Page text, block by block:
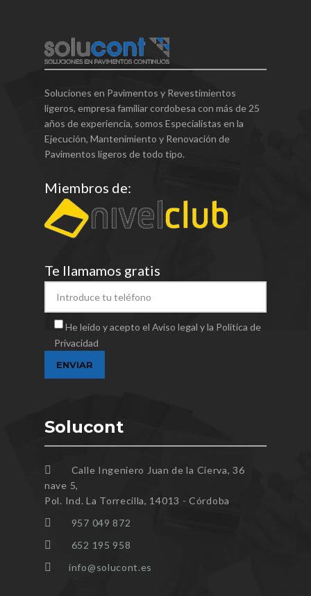
Soluciones en Pavimentos y Revestimientos
ligeros, empresa familiar cordobesa con más de 25
años de experiencia, somos Especialistas en la
Ejecución, Mantenimiento y Renovación de
Pavimentos ligeros de todo tipo.
Miembros de:
Te llamamos gratis
He leído y acepto el Aviso legal y la Política de
Privacidad
Solucont
Calle Ingeniero Juan de la Cierva, 36
nave 5,
Pol. Ind. La Torrecilla, 14013 - Córdoba
957 049 872
652 195 958
info@solucont.es